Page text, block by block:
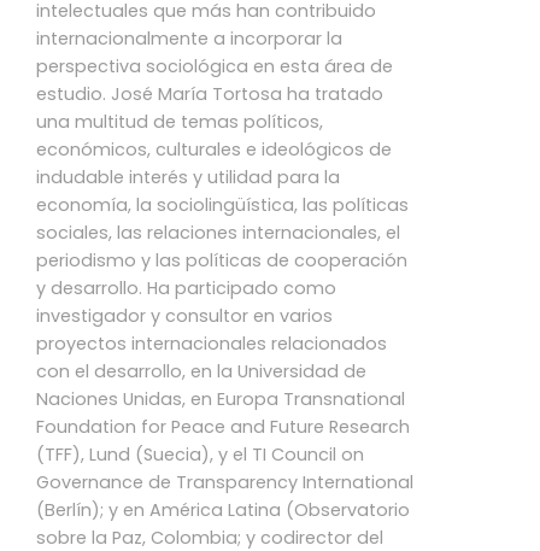
intelectuales que más han contribuido
internacionalmente a incorporar la
perspectiva sociológica en esta área de
estudio. José María Tortosa ha tratado
una multitud de temas políticos,
económicos, culturales e ideológicos de
indudable interés y utilidad para la
economía, la sociolingüística, las políticas
sociales, las relaciones internacionales, el
periodismo y las políticas de cooperación
y desarrollo. Ha participado como
investigador y consultor en varios
proyectos internacionales relacionados
con el desarrollo, en la Universidad de
Naciones Unidas, en Europa Transnational
Foundation for Peace and Future Research
(TFF), Lund (Suecia), y el TI Council on
Governance de Transparency International
(Berlín); y en América Latina (Observatorio
sobre la Paz, Colombia; y codirector del